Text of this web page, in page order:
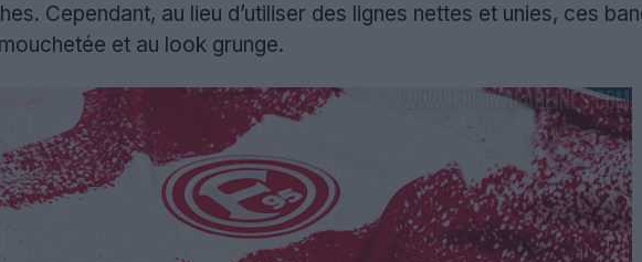
Cependant, au lieu d’utiliser des lignes nettes et unies, ces
et au look grunge.